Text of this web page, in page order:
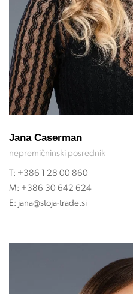
Jana Caserman
nepremičninski posrednik
T: +386 1 28 00 860
M: +386 30 642 624
E: jana@stoja-trade.si